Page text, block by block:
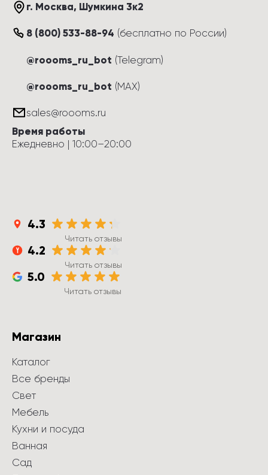
г. Москва, Шумкина 3к2
8 (800) 533-88-94 (бесплатно по России)
@roooms_ru_bot (Telegram)
@roooms_ru_bot (MAX)
sales@roooms.ru
Время работы
Ежедневно | 10:00–20:00
4.3
Читать отзывы
4.2
Читать отзывы
5.0
Читать отзывы
Магазин
Каталог
Все бренды
Свет
Мебель
Кухни и посуда
Ванная
Сад